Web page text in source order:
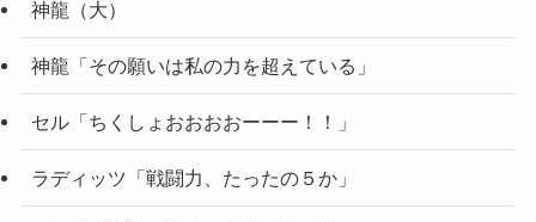
神龍（大）
神龍「その願いは私の力を超えている」
セル「ちくしょおおおおーーー！！」
ラディッツ「戦闘力、たったの５か」